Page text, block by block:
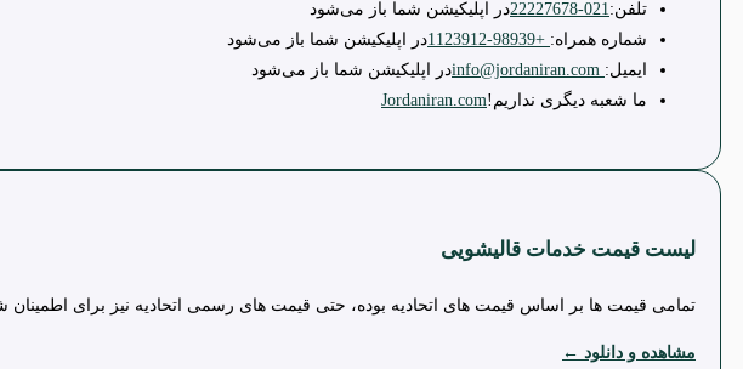
تلفن:021-22227678
در اپلیکیشن شما باز می‌شود
شماره همراه: +98939-1123912
در اپلیکیشن شما باز می‌شود
ایمیل:
در اپلیکیشن شما باز می‌شود
ما شعبه دیگری نداریم!Jordaniran.com
لیست قیمت خدمات قالیشویی
تمامی قیمت ها بر اساس قیمت های اتحادیه بوده، حتی قیمت های رسمی اتحادیه نیز برای
مشاهده و دانلود ←